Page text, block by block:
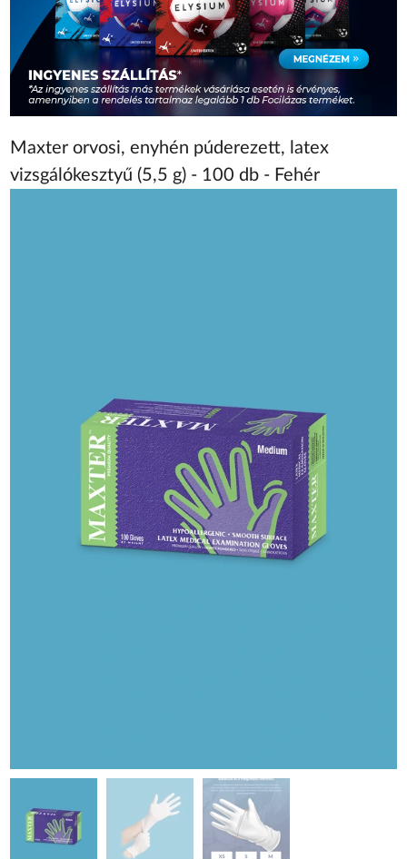
Maxter orvosi, enyhén púderezett, latex
vizsgálókesztyű (5,5 g) - 100 db - Fehér